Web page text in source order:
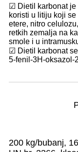
☑ Dietil karbonat je
koristi u litiju koji
etere, nitro
retkih zemalja na
smole i u
☑ Dietil karbonat
5-fenil-3H-oksazol-
200 kg/bubanj,